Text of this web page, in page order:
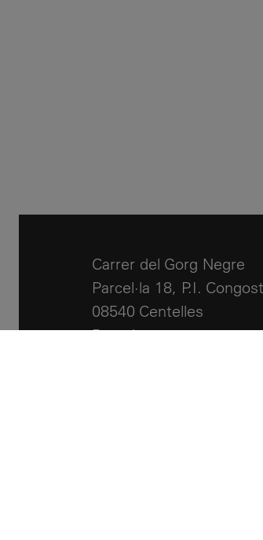
Carrer del Gorg Negre
Parcel·la 18, P.I. Congost
08540 Centelles
Barcelona